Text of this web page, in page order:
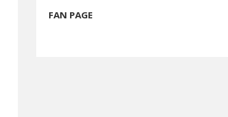
FAN PAGE